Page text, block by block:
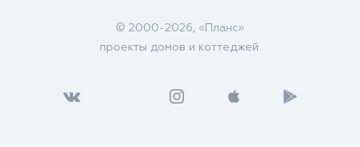
© 2000-2026, «Планс»
проекты домов и коттеджей.